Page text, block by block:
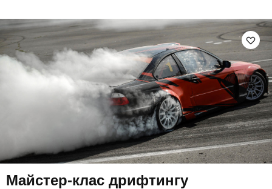
Майстер-клас дрифтингу